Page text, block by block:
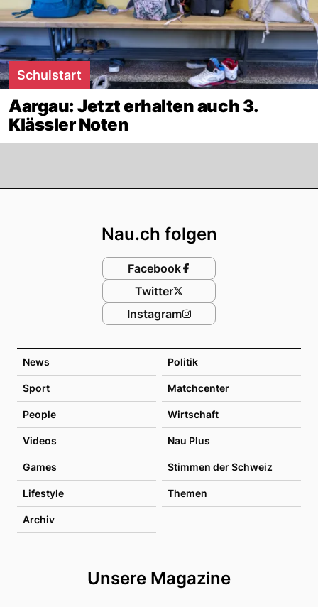
Schulstart
Aargau: Jetzt erhalten auch 3.
Klässler Noten
News Politik
Sport Matchcenter
People Wirtschaft
Videos Nau Plus
Games Stimmen der Schweiz
Lifestyle Themen
Archiv
Unsere Magazine
Nau.ch folgen
Facebook
Twitter
Instagram